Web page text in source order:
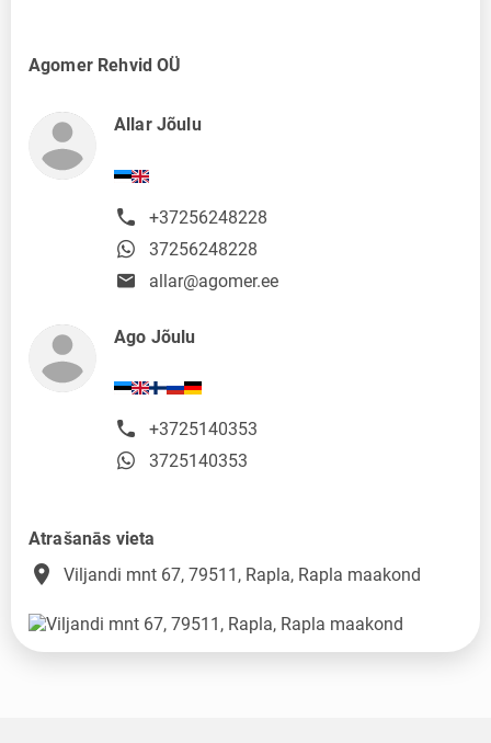
Agomer Rehvid OÜ
Allar Jõulu
+37256248228
37256248228
allar@agomer.ee
Ago Jõulu
+3725140353
3725140353
Atrašanās vieta
place Viljandi mnt 67, 79511, Rapla, Rapla maakond